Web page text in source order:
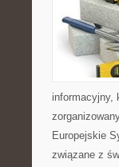
informacyjny,
Europejskie
związane z